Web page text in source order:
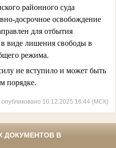
районного суда
досрочное освобождение
для отбытия
в виде лишения свободы в
режима.
не вступило и может быть
порядке.
опубликовано 10.12.2025 16:44 (МСК)
ДОКУМЕНТОВ В